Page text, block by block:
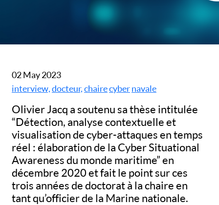
02 May 2023
interview,docteur,chairecybernavale
Olivier Jacq a soutenu sa thèse intitulée
“Détection, analyse contextuelle et
visualisation de cyber-attaques en temps
réel : élaboration de la Cyber Situational
Awareness du monde maritime” en
décembre 2020 et fait le point sur ces
trois années de doctorat à la chaire en
tant qu’officier de la Marine nationale.